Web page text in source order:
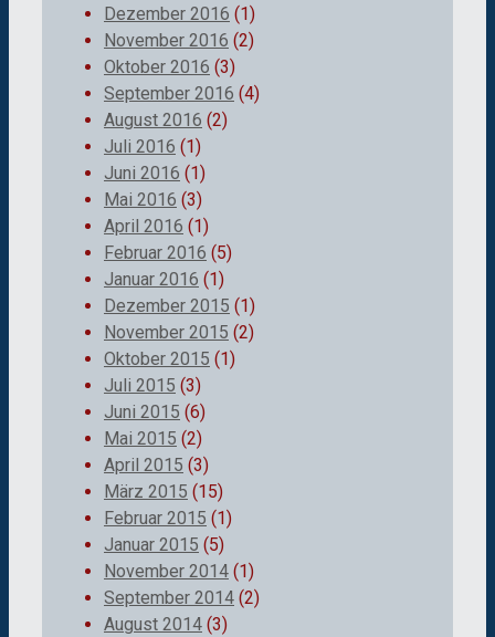
Dezember 2016 (1)
November 2016 (2)
Oktober 2016 (3)
September 2016 (4)
August 2016 (2)
Juli 2016 (1)
Juni 2016 (1)
Mai 2016 (3)
April 2016 (1)
Februar 2016 (5)
Januar 2016 (1)
Dezember 2015 (1)
November 2015 (2)
Oktober 2015 (1)
Juli 2015 (3)
Juni 2015 (6)
Mai 2015 (2)
April 2015 (3)
März 2015 (15)
Februar 2015 (1)
Januar 2015 (5)
November 2014 (1)
September 2014 (2)
August 2014 (3)